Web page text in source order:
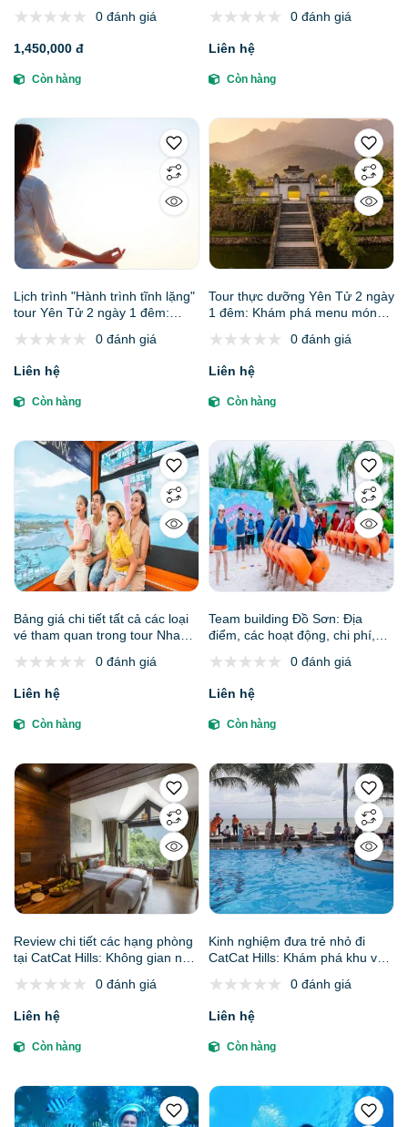
phòng
0 đánh giá
1,450,000 đ
Còn hàng
0 đánh giá
Liên hệ
Còn hàng
Lịch trình "Hành trình tĩnh lặng"
tour Yên Tử 2 ngày 1 đêm:
Phượng Hoàng0 đánh giá
Liên hệ
Còn hàng
Tour thực dưỡng Yên Tử 2 ngày
1 đêm: Khám phá menu món
0 đánh giá
Liên hệ
Còn hàng
Bảng giá chi tiết tất cả các loại
vé tham quan trong tour Nha
0 đánh giá
Liên hệ
Còn hàng
Team building Đồ Sơn: Địa
điểm, các hoạt động, chi phí,
0 đánh giá
Liên hệ
Còn hàng
Review chi tiết các hạng phòng
tại CatCat Hills: Không gian nghỉ
0 đánh giá
Liên hệ
Còn hàng
Kinh nghiệm đưa trẻ nhỏ đi
CatCat Hills: Khám phá khu vui
0 đánh giá
Liên hệ
Còn hàng